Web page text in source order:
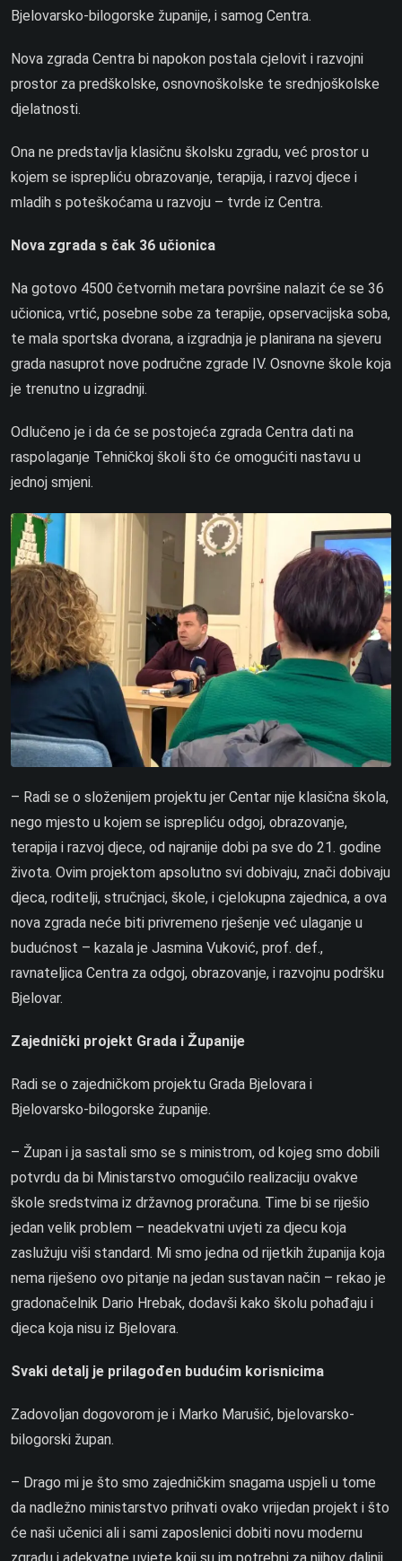
Bjelovarsko-bilogorske županije, i samog Centra.
Nova zgrada Centra bi napokon postala cjelovit i razvojni
prostor za predškolske, osnovnoškolske te srednjoškolske
djelatnosti.
Ona ne predstavlja klasičnu školsku zgradu, već prostor u
kojem se isprepliću obrazovanje, terapija, i razvoj djece i
mladih s poteškoćama u razvoju – tvrde iz Centra.
Nova zgrada s čak 36 učionica
Na gotovo 4500 četvornih metara površine nalazit će se 36
učionica, vrtić, posebne sobe za terapije, opservacijska soba,
te mala sportska dvorana, a izgradnja je planirana na sjeveru
grada nasuprot nove područne zgrade IV. Osnovne škole koja
je trenutno u izgradnji.
Odlučeno je i da će se postojeća zgrada Centra dati na
raspolaganje Tehničkoj školi što će omogućiti nastavu u
jednoj smjeni.
– Radi se o složenijem projektu jer Centar nije klasična škola,
nego mjesto u kojem se isprepliću odgoj, obrazovanje,
terapija i razvoj djece, od najranije dobi pa sve do 21. godine
života. Ovim projektom apsolutno svi dobivaju, znači dobivaju
djeca, roditelji, stručnjaci, škole, i cjelokupna zajednica, a ova
nova zgrada neće biti privremeno rješenje već ulaganje u
budućnost – kazala je Jasmina Vuković, prof. def.,
ravnateljica Centra za odgoj, obrazovanje, i razvojnu podršku
Bjelovar.
Zajednički projekt Grada i Županije
Radi se o zajedničkom projektu Grada Bjelovara i
Bjelovarsko-bilogorske županije.
– Župan i ja sastali smo se s ministrom, od kojeg smo dobili
potvrdu da bi Ministarstvo omogućilo realizaciju ovakve
škole sredstvima iz državnog proračuna. Time bi se riješio
jedan velik problem – neadekvatni uvjeti za djecu koja
zaslužuju viši standard. Mi smo jedna od rijetkih županija koja
nema riješeno ovo pitanje na jedan sustavan način – rekao je
gradonačelnik Dario Hrebak, dodavši kako školu pohađaju i
djeca koja nisu iz Bjelovara.
Svaki detalj je prilagođen budućim korisnicima
Zadovoljan dogovorom je i Marko Marušić, bjelovarsko-
bilogorski župan.
– Drago mi je što smo zajedničkim snagama uspjeli u tome
da nadležno ministarstvo prihvati ovako vrijedan projekt i što
će naši učenici ali i sami zaposlenici dobiti novu modernu